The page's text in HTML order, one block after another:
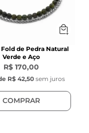
de Pedra Natural
Verde e Aço
R$ 170,00
R$ 42,50 sem juros
COMPRAR